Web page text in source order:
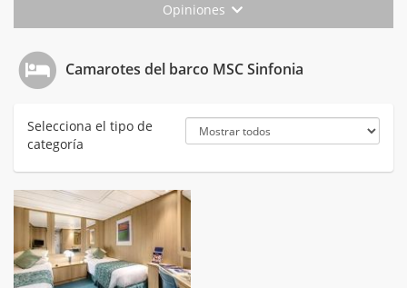
Opiniones
Camarotes del barco MSC Sinfonia
Selecciona el tipo de
categoría